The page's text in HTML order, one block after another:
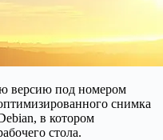
версию под номером
снимка
в котором
стола.